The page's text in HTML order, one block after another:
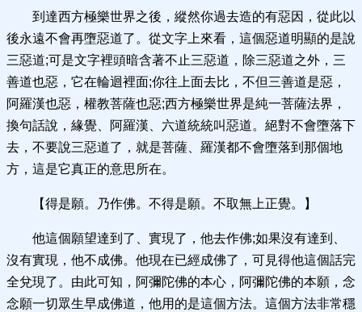
到達西方極樂世界之後，縱然你過去造的有惡因，從此以
後永遠不會再墮惡道了。從文字上來看，這個惡道明顯的是說
三惡道;可是文字裡頭暗含著不止三惡道，除三惡道之外，三
善道也惡，它在輪迴裡面;你往上面去比，不但三善道是惡，
阿羅漢也惡，權教菩薩也惡;西方極樂世界是純一菩薩法界，
換句話說，緣覺、阿羅漢、六道統統叫惡道。絕對不會墮落下
去，不要說三惡道了，就是菩薩、羅漢都不會墮落到那個地
方，這是它真正的意思所在。
【得是願。乃作佛。不得是願。不取無上正覺。】
他這個願望達到了、實現了，他去作佛;如果沒有達到、
沒有實現，他不成佛。他現在已經成佛了，可見得他這個話完
全兌現了。由此可知，阿彌陀佛的本心，阿彌陀佛的本願，念
念願一切眾生早成佛道，他用的是這個方法。這個方法非常穩